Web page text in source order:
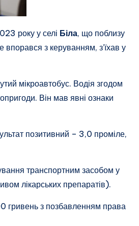
року у селі Біла, що поблизу
з керуванням, з’їхав у
мікроавтобус. Водія згодом
Він мав явні ознаки
позитивний – 3,0 проміле,
транспортним засобом у
лікарських препаратів).
гривень з позбавленням права